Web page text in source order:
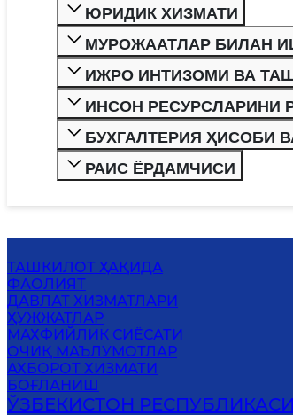
ЮРИДИК ХИЗМАТИ
ИЖРО ИНТИЗОМИ ВА
ИНСОН
БУХГАЛТЕРИЯ ҲИСОБИ
РАИС ЁРДАМЧИСИ
ТАШКИЛОТ ҲАҚИДА
ФАОЛИЯТ
ДАВЛАТ ХИЗМАТЛАРИ
ҲУЖЖАТЛАР
МАХФИЙЛИК СИЁСАТИ
ОЧИҚ МАЪЛУМОТЛАР
АХБОРОТ ХИЗМАТИ
БОҒЛАНИШ
ЎЗБЕКИСТОН РЕСПУБЛИКАСИ